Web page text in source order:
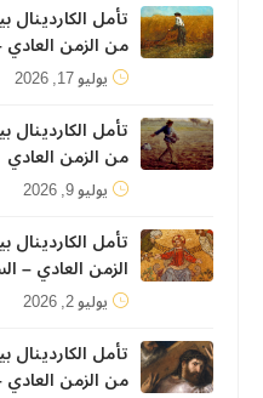
تأمل
من الزمن العادي
يوليو 17, 2026
تأمل
من الزمن العادي
يوليو 9, 2026
تأمل الكاردينال
الزمن العادي –
يوليو 2, 2026
تأمل الكاردينال
من الزمن العادي